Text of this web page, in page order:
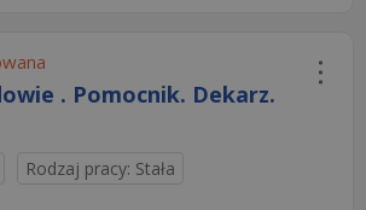
. Pomocnik. Dekarz.
Rodzaj pracy: Stała